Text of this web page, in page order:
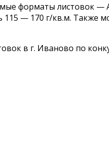
форматы листовок —
— 170 г/кв.м. Также
в г. Иваново по